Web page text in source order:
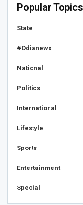
Popular Topics
State
#Odianews
National
Politics
International
Lifestyle
Sports
Entertainment
Special